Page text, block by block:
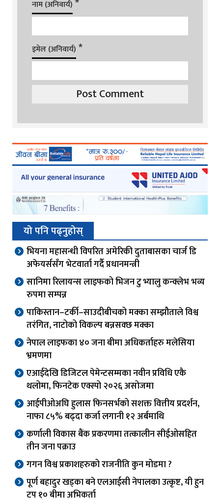
नाम (अनिवार्य)
इमेल (अनिवार्य) *
यो पनि पढ्नुहोस्
भियना महासन्धी विपरित अमेरिकी दुताबासका चार्ज डि
अफेयर्ससँग भेटवार्ता गर्दै प्रधानमन्त्री
सानिमा रिलायन्स लाइफको भिजन टु भ्यालु कन्क्लेभ भव्य
रुपमा सम्पन्न
पाकिस्तान–टर्की–साउदीबीचको मक्का सम्झौताले विश्व
तरंगित, नाटोको विकल्प बन्नसक्छ मक्का
नेपाल लाइफका ४० जना बीमा अधिकर्ताहरु मलेसिया
भ्रमणमा
एआईदेखि डिजिटल पेमेन्टसम्मका नवीन प्रविधि एकै
थलोमा, फिनटेक एक्स्पो २०२६ असोजमा
आईपीओअघि हुलास फिनसर्भको सशक्त वित्तीय प्रदर्शन,
नाफा ८५% बढ्दा कर्जा लगानी १२ अर्बमाथि
कर्णाली विकास बैंक प्रकरणमा तत्कालीन सीईओसहित
तीन जना पक्राउ
गगन विश्व प्रकाशहरुको राजनीति कुन मोडमा ?
पूर्ण बहादुर खड्का बने एलआईसी नेपालका उत्कृष्ट, यी हुन
टप १० बीमा अभिकर्ता